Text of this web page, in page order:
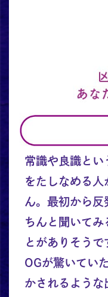
常識や良識とい
をたしなめる人
ん。最初から反
ちんと聞いてみ
とがありそう
OGが驚いてい
かされるような